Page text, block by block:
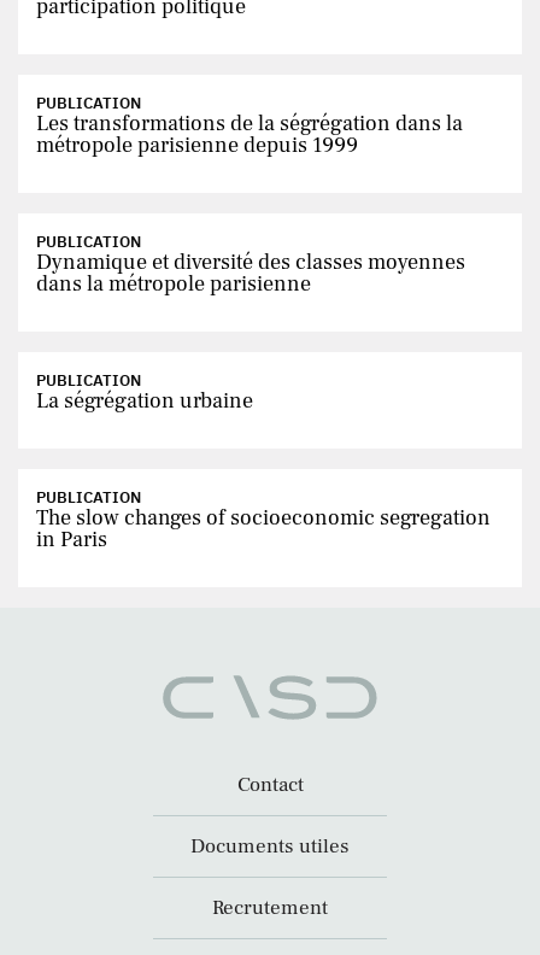
participation politique
PUBLICATION
Les transformations de la ségrégation dans la
métropole parisienne depuis 1999
PUBLICATION
Dynamique et diversité des classes moyennes
dans la métropole parisienne
PUBLICATION
La ségrégation urbaine
PUBLICATION
The slow changes of socioeconomic segregation
in Paris
Contact
Documents utiles
Recrutement